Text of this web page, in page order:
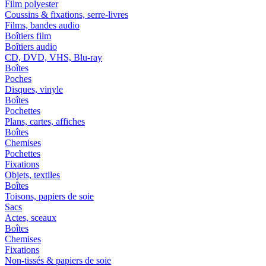
Film polyester
Coussins & fixations, serre-livres
Films, bandes audio
Boîtiers film
Boîtiers audio
CD, DVD, VHS, Blu-ray
Boîtes
Poches
Disques, vinyle
Boîtes
Pochettes
Plans, cartes, affiches
Boîtes
Chemises
Pochettes
Fixations
Objets, textiles
Boîtes
Toisons, papiers de soie
Sacs
Actes, sceaux
Boîtes
Chemises
Fixations
Non-tissés & papiers de soie